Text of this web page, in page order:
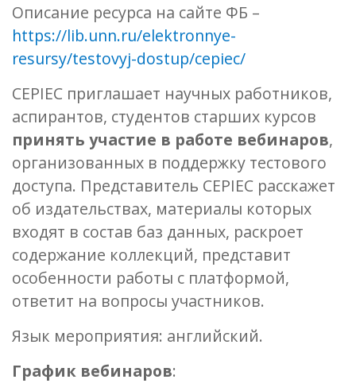
Описание ресурса на сайте ФБ –
https://lib.unn.ru/elektronnye-
resursy/testovyj-dostup/cepiec/
CEPIEC приглашает научных работников,
аспирантов, студентов старших курсов
принять участие в работе вебинаров,
организованных в поддержку тестового
доступа. Представитель CEPIEC расскажет
об издательствах, материалы которых
входят в состав баз данных, раскроет
содержание коллекций, представит
особенности работы с платформой,
ответит на вопросы участников.
Язык мероприятия: английский.
График вебинаров: